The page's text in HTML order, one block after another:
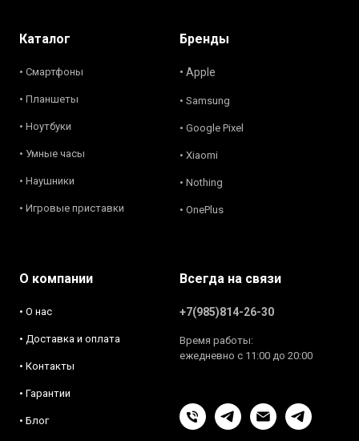
Каталог
• Смартфоны
• Планшеты
• Ноутбуки
• Умные часы
• Наушники
• Игровые приставки
Бренды
• Apple
• Samsung
• Google Pixel
• Xiaomi
• Nothing
• OnePlus
О компании
• О нас
• Доставка и оплата
• Контакты
• Гарантии
• Блог
Всегда на связи
+7(985)814-26-30
Время работы:
ежедневно с 11:00 до 20:00